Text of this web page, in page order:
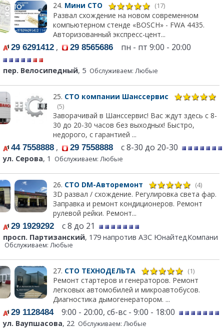
24. Мини СТО (17)
Развал схождение на новом современном
компьютерном стенде «BOSCH» - FWA 4435.
Авторизованный экспресс-цент...
29 6291412 , 29 8565686 пн - пт 9:00 - 20:00
пер. Велосипедный, 5 Обслуживаем: Любые
25. СТО компании Шанссервис
(5)
Заворачивай в Шанссервис! Вас ждут здесь с 8-
30 до 20-30 часов без выходных! Быстро,
недорого, с гарантией ...
44 7558888 , 29 7558888 с 8-30 до 20-30
ул. Серова, 1 Обслуживаем: Любые
26. СТО DM-Авторемонт (4)
3D развал / схождение. Регулировка света фар.
Заправка и ремонт кондиционеров. Ремонт
рулевой рейки. Ремонт...
29 1929292 с 8 до 21
просп. Партизанский, 179 напротив АЗС ЮнайтедКомпани
Обслуживаем: Любые
27. СТО ТЕХНОДЕЛЬТА (1)
Ремонт стартеров и генераторов. Ремонт
легковых автомобилей и микроавтобусов.
Диагностика дымогенератором. ...
29 11284849:00 - 20:00, сб-вс - 9:00 - 18:00
ул. Ваупшасова, 22 Обслуживаем: Любые